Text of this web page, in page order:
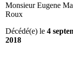
Monsieur Eugene
Roux
Décédé(e) le 4
2018